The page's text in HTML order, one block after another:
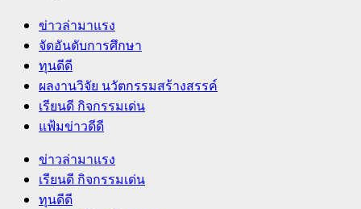
ข่าวล่ามาแรง
จัดอันดับการศึกษา
ทุนดีดี
ผลงานวิจัย นวัตกรรมสร้างสรรค์
เรียนดี กิจกรรมเด่น
แฟ้มข่าวดีดี
Primary
Menu
ข่าวล่ามาแรง
เรียนดี กิจกรรมเด่น
ทุนดีดี